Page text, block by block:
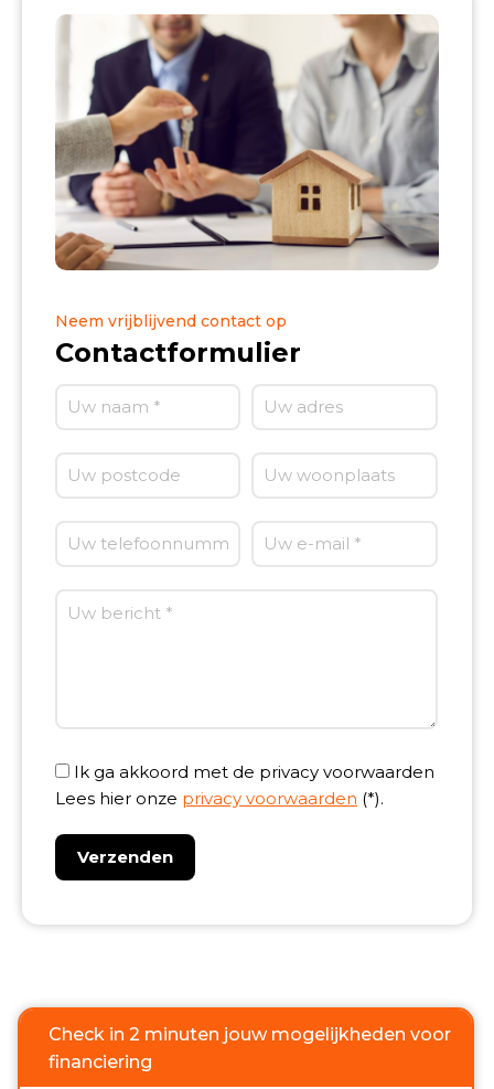
Neem vrijblijvend contact op
Contactformulier
Ik ga akkoord met de privacy voorwaarden
Lees hier onze privacy voorwaarden (*).
Check in 2 minuten jouw mogelijkheden voor
financiering